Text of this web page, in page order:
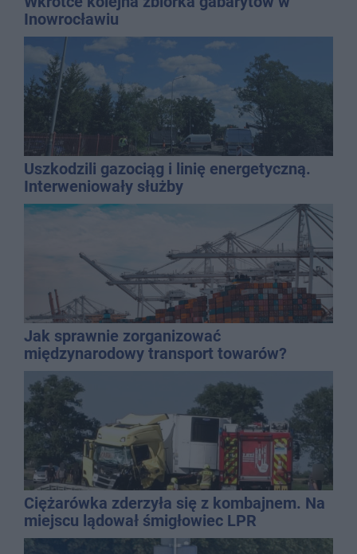
Inowrocławiu
Uszkodzili gazociąg i linię energetyczną.
Interweniowały służby
Jak sprawnie zorganizować
międzynarodowy transport towarów?
Ciężarówka zderzyła się z kombajnem. Na
miejscu lądował śmigłowiec LPR